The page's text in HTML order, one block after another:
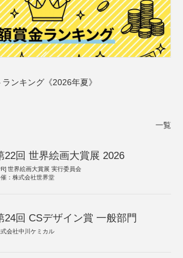
ンキング《2026年夏》
一覧
22回 世界絵画大賞展 2026
世界絵画大賞展 実行委員会
：株式会社世界堂
24回 CSデザイン賞 一般部門
会社中川ケミカル